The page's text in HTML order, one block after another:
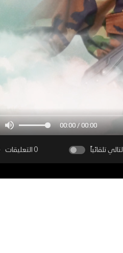
00:00 / 00:00
التالي تلقائياً 0 التعليقات